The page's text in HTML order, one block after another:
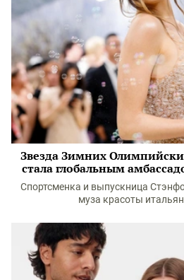
Звезда Зимних
стала глобальным
Спортсменка и выпускница
муза красоты